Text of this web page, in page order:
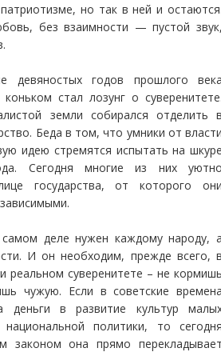
но так в ней и
без взаимности — пустой
девяностых годов прошлого
стал лозунг о
земли собирался отделить
Беда в том, что умники от
идею стремятся испытать на
Сегодня многие из них
государства, от которого
деле нужен каждому народу,
И он необходим, прежде всего,
реальном суверенитете – не
чужую. Если в советские
деньги в развитие культур
политики, то
законом она прямо